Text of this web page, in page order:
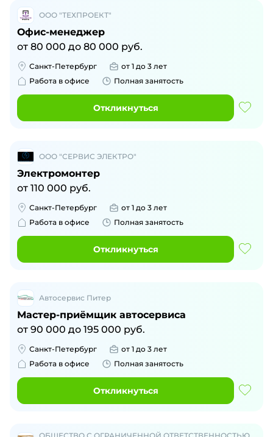
ООО "ТЕХПРОЕКТ"
Офис-менеджер
от 80 000 до 80 000 руб.
Санкт-Петербург
от 1 до 3 лет
Работа в офисе
Полная занятость
Откликнуться
ООО "СЕРВИС ЭЛЕКТРО"
Электромонтер
от 110 000 руб.
Санкт-Петербург
от 1 до 3 лет
Работа в офисе
Полная занятость
Откликнуться
Автосервис Питер
Мастер-приёмщик автосервиса
от 90 000 до 195 000 руб.
Санкт-Петербург
от 1 до 3 лет
Работа в офисе
Полная занятость
Откликнуться